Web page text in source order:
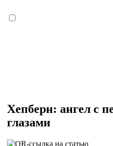
Хепберн: ангел с
глазами